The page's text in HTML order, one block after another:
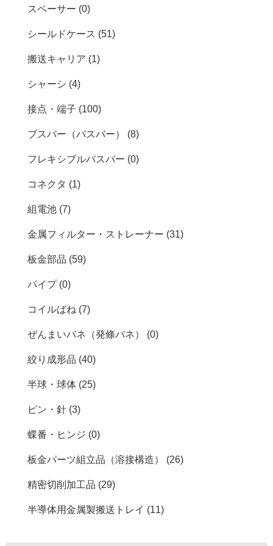
スペーサー (0)
シールドケース (51)
搬送キャリア (1)
シャーシ (4)
接点・端子 (100)
ブスバー（バスバー） (8)
フレキシブルバスバー (0)
コネクタ (1)
組電池 (7)
金属フィルター・ストレーナー (31)
板金部品 (59)
パイプ (0)
コイルばね (7)
ぜんまいバネ（発條バネ） (0)
絞り成形品 (40)
半球・球体 (25)
ピン・針 (3)
蝶番・ヒンジ (0)
板金パーツ組立品（溶接構造） (26)
精密切削加工品 (29)
半導体用金属製搬送トレイ (11)